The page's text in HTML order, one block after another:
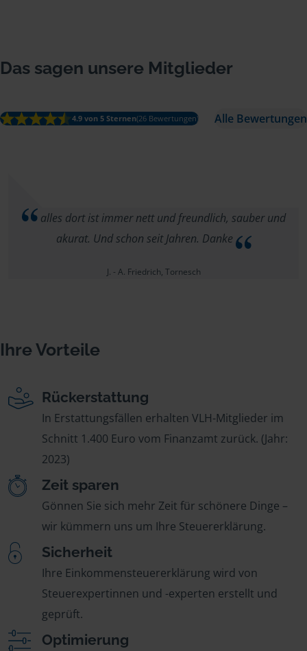
Das sagen unsere Mitglieder
4.9 von 5 Sternen(26 Bewertungen) Alle Bewertungen
alles dort ist immer nett und freundlich, sauber und
akurat. Und schon seit Jahren. Danke
J. - A. Friedrich, Tornesch
Ihre Vorteile
Rückerstattung
In Erstattungsfällen erhalten VLH-Mitglieder im
Schnitt 1.400 Euro vom Finanzamt zurück. (Jahr:
2023)
Zeit sparen
Gönnen Sie sich mehr Zeit für schönere Dinge –
wir kümmern uns um Ihre Steuererklärung.
Sicherheit
Ihre Einkommensteuererklärung wird von
Steuerexpertinnen und -experten erstellt und
geprüft.
Optimierung